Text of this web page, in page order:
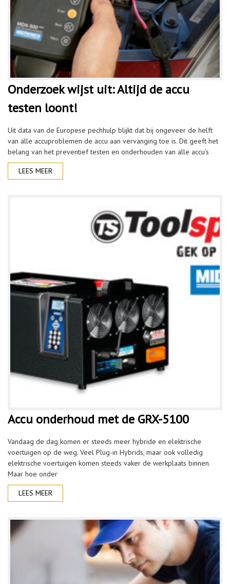
Onderzoek wijst uit: Altijd de accu
testen loont!
Uit data van de Europese pechhulp blijkt dat bij ongeveer de helft
van alle accuproblemen de accu aan vervanging toe is. Dit geeft het
belang van het preventief testen en onderhouden van alle accu’s
LEES MEER
Accu onderhoud met de GRX-5100
Vandaag de dag komen er steeds meer hybride en elektrische
voertuigen op de weg. Veel Plug-in Hybrids, maar ook volledig
elektrische voertuigen komen steeds vaker de werkplaats binnen.
Maar hoe onder
LEES MEER